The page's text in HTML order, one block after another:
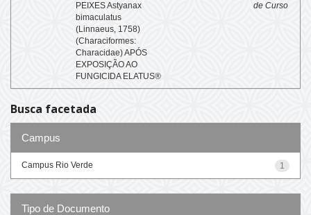
PEIXES Astyanax
bimaculatus
(Linnaeus, 1758)
(Characiformes:
Characidae) APÓS
EXPOSIÇÃO AO
FUNGICIDA ELATUS®
de Curso
Busca facetada
Campus
1
Campus Rio Verde
Tipo de Documento